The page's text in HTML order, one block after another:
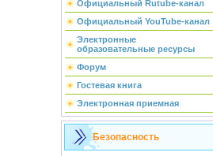
Официальный Rutube-канал
Официальный YouTube-канал
Электронные
образовательные ресурсы
Форум
Гостевая книга
Электронная приемная
Безопасность